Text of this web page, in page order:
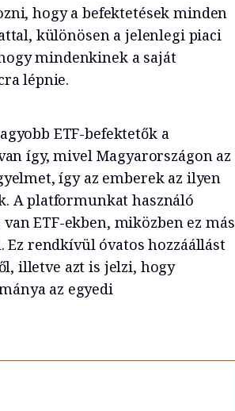
hogy a befektetések minden
különösen a jelenlegi piaci
mindenkinek a saját
lépnie.
ETF-befektetők a
így, mivel Magyarországon az
így az emberek az ilyen
A platformunkat használó
ETF-ekben, miközben ez más
Ez rendkívül óvatos hozzáállást
illetve azt is jelzi, hogy
az egyedi